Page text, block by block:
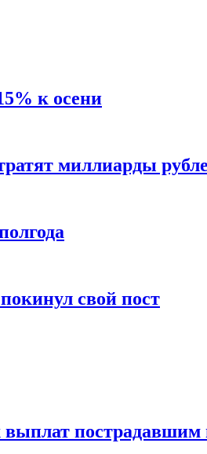
к осени
миллиарды
свой пост
пострадавшим